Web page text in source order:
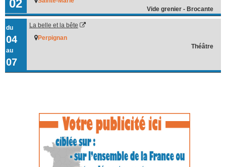
02
Vide grenier - Brocante
du
04
au
07
La belle et la bête
Perpignan
Théâtre